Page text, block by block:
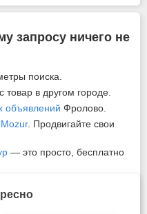
запросу ничего не
поиска.
в другом городе.
объявлений Фролово.
Mozur. Продвигайте свои
— это просто, бесплатно